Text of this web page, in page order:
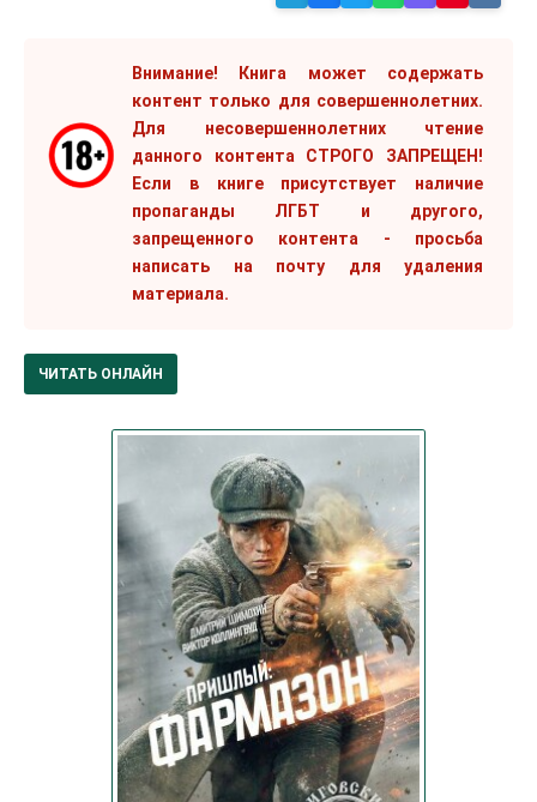
Внимание! Книга может содержать
контент только для совершеннолетних.
Для несовершеннолетних чтение
данного контента СТРОГО ЗАПРЕЩЕН!
Если в книге присутствует наличие
пропаганды ЛГБТ и другого,
запрещенного контента - просьба
написать на почту для удаления
материала.
ЧИТАТЬ ОНЛАЙН